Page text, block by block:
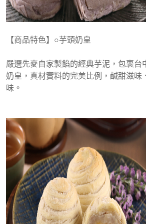
【商品特色】○芋頭奶皇
嚴選先麥自家製餡的經典芋泥，包裹台
奶皇，真材實料的完美比例，鹹甜滋味
味。